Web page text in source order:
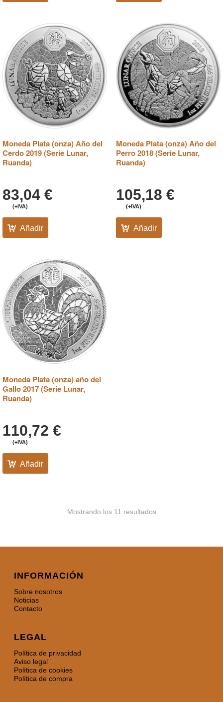
Moneda Plata (onza) Año del
Cerdo 2019 (Serie Lunar,
Ruanda)
83,04 €
(+IVA)
Añadir
Moneda Plata (onza) Año del
Perro 2018 (Serie Lunar,
Ruanda)
105,18 €
(+IVA)
Añadir
Moneda Plata (onza) año del
Gallo 2017 (Serie Lunar,
Ruanda)
110,72 €
(+IVA)
Añadir
Mostrando los 11 resultados
INFORMACIÓN
Sobre nosotros
Noticias
Contacto
LEGAL
Política de privacidad
Aviso legal
Política de cookies
Política de compra